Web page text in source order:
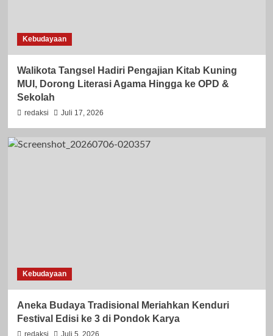
Kebudayaan
Walikota Tangsel Hadiri Pengajian Kitab Kuning
MUI, Dorong Literasi Agama Hingga ke OPD &
Sekolah
redaksi Juli 17, 2026
Kebudayaan
Aneka Budaya Tradisional Meriahkan Kenduri
Festival Edisi ke 3 di Pondok Karya
redaksi Juli 5, 2026